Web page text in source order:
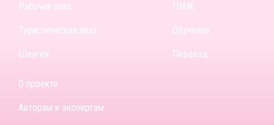
Рабочая виза
Туристическая виза
Шенген
ПМЖ
Обучение
Переезд
О проекте
Авторам и экспертам